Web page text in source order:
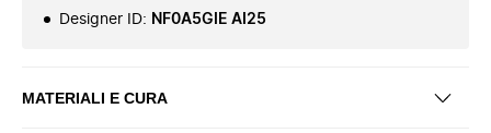
Designer ID: NF0A5GIE AI25
MATERIALI E CURA